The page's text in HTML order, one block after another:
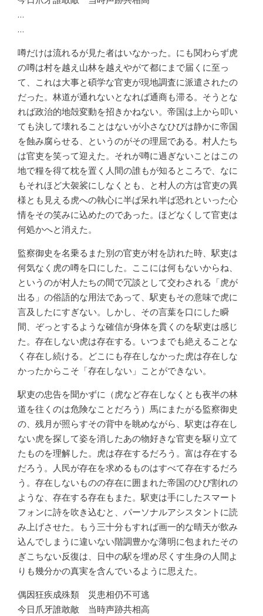
…
…
噂だけは流れるが見た者はいなかった。にも関わらず虎
の噂は村を越え山林を越えやがて都にまで届くに至っ
て、これは大事と碩学な官吏が現地調査に派遣されたの
だった。林道が通れないとなれば通商も滞る。そうとな
れば政治的地殻変動を招きかねない。帝国は上から叩い
ても決して壊れることはないが小さなひびは静かに帝国
を蝕み腐らせる、というのがその理屈である。村人たち
は官吏を笑って迎えた。それが噂に過ぎないことはこの
地で糧を得て枕を置く人間の誰もが知るところで、なに
もそれほど大袈裟にしなくとも、と村人の方は官吏の異
様とも見える虎への執心に半ば呆れ半ば恐れといった心
情をその笑みに込めたのであった。ほどなくして官吏は
何処かへと消えた。
監察御史を名乗るまた別の官吏が村を訪れた時、駅吏は
何気なく虎の噂を口にした。ここには何もないからね、
というのが村人たちの間で冗談として交わされる「虎が
出る」の俗語的な用法であって、駅吏もその意味で虎に
言及したにすぎない。しかし、その言葉を口にした瞬
間、ぞっとするような確信が身体を貫くのを駅吏は感じ
た。存在しない虎は存在する。いつまでも絶えることな
く存在し続ける。どこにも存在しなかった虎は存在しな
かったからこそ「存在しない」ことができない。
駅吏の忠告を聞かずに（虎など存在しなくとも夜半の林
道を往くのは危険なことだろう）馬にまたがる監察御史
の、残月が照らすその背中を眺めながら、駅吏は存在し
ない虎を探して姿を消したあの物好きな官吏を駆り立て
たものを理解した。虎は存在するだろう。富は存在する
だろう。人民が存在を求めるものはすべて存在するだろ
う。存在しないものの存在に囲まれた帝国のひび割れの
ような、存在する存在もまた。駅吏は手にしたスマート
フォンに詩を吹き込むと、パーソナルアシスタントに読
み上げさせた。もう三十分もすれば画一的な晴天が飲み
込んでしまうに違いない階調豊かな薄明に包まれたその
ぎこちない反復は、日中の駅を埋め尽くす生身の人間よ
りも幾分かの真実を含んでいるように思えた。
偶因狂疾成殊類 災患相仍不可逃
今日爪牙誰敢敵 当時声跡共相高